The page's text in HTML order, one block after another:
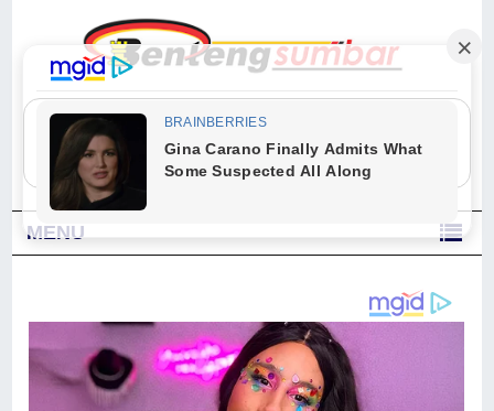
"Sesungguhnya Allah dan para malaikat-Nya berselawat untuk Nabi.
Wahai orang-orang yang beriman, berselawatlah kamu untuk Nabi dan
ucapkanlah salam dengan penuh penghormatan kepadanya." (Qs. Al
Ahzab Ayat 56)
MENU